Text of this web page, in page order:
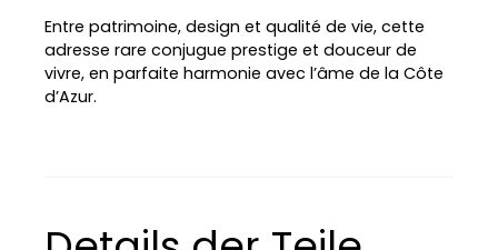
Entre patrimoine, design et qualité de vie, cette
adresse rare conjugue prestige et douceur de
vivre, en parfaite harmonie avec l’âme de la Côte
d’Azur.